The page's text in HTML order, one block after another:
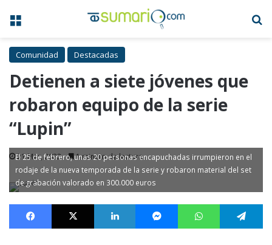
Menú
Comunidad Destacadas
Detienen a siete jóvenes que
robaron equipo de la serie
“Lupin”
21 Mar, 2022 1 minuto de lectura
El 25 de febrero, unas 20 personas encapuchadas irrumpieron en el
rodaje de la nueva temporada de la serie y robaron material del set
de grabación valorado en 300.000 euros
Facebook X LinkedIn MessengerWhatsApp